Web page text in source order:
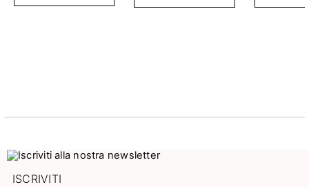
ISCRIVITI